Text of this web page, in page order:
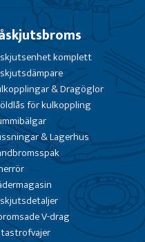
komplett
& Dragöglor
för kulkoppling
& Lagerhus
V-drag